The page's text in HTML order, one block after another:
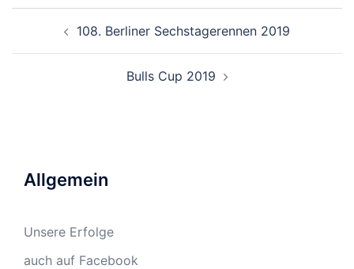
108. Berliner Sechstagerennen 2019
Bulls Cup 2019
Allgemein
Unsere Erfolge
auch auf Facebook